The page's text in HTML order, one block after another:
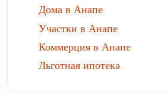
Дома в Анапе
Участки в Анапе
Коммерция в Анапе
Льготная ипотека